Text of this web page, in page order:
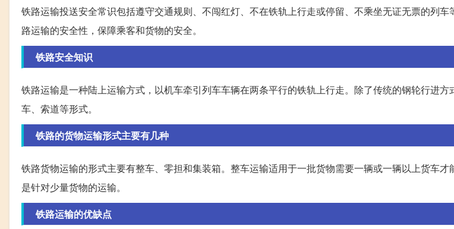
铁路运输投送安全常识包括遵守交通规则、不闯红灯、不在铁轨上行走或停留、不乘坐无证无票的列
路运输的安全性，保障乘客和货物的安全。
铁路安全知识
铁路运输是一种陆上运输方式，以机车牵引列车车辆在两条平行的铁轨上行走。除了传统的钢轮行进
车、索道等形式。
铁路的货物运输形式主要有几种
铁路货物运输的形式主要有整车、零担和集装箱。整车运输适用于一批货物需要一辆或一辆以上货车
是针对少量货物的运输。
铁路运输的优缺点